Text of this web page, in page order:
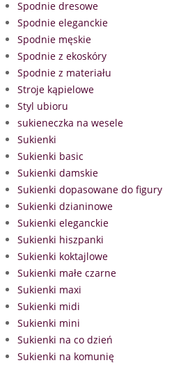
Spodnie dresowe
Spodnie eleganckie
Spodnie męskie
Spodnie z ekoskóry
Spodnie z materiału
Stroje kąpielowe
Styl ubioru
sukieneczka na wesele
Sukienki
Sukienki basic
Sukienki damskie
Sukienki dopasowane do figury
Sukienki dzianinowe
Sukienki eleganckie
Sukienki hiszpanki
Sukienki koktajlowe
Sukienki małe czarne
Sukienki maxi
Sukienki midi
Sukienki mini
Sukienki na co dzień
Sukienki na komunię